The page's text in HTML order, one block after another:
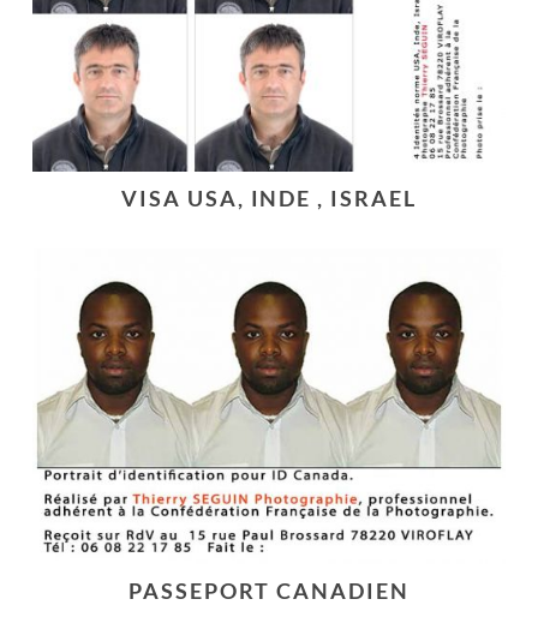
VISA USA, INDE , ISRAEL
PASSEPORT CANADIEN